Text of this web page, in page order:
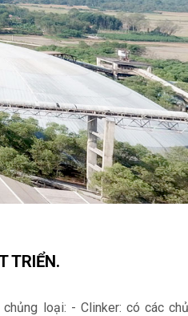
TRIỂN.
loại: - Clinker: có các